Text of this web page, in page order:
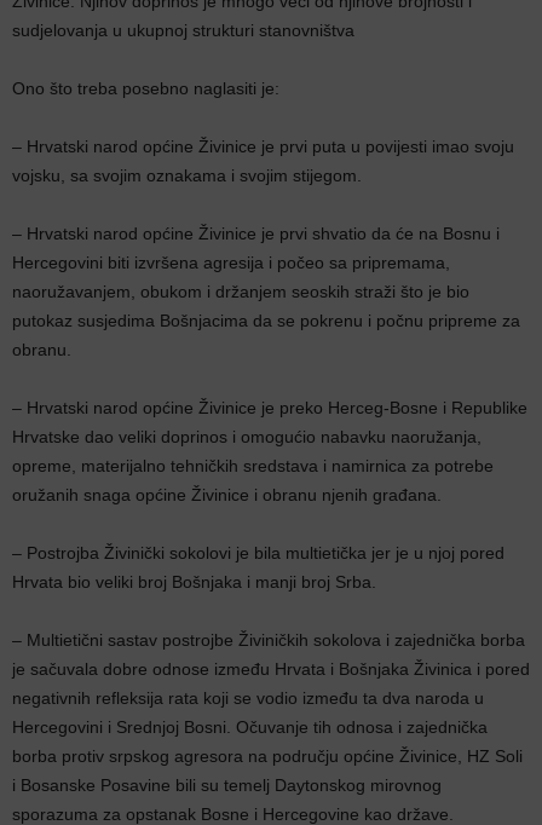
sudjelovanja u ukupnoj strukturi stanovništva
Ono što treba posebno naglasiti je:
– Hrvatski narod općine Živinice je prvi puta u povijesti imao svoju
vojsku, sa svojim oznakama i svojim stijegom.
– Hrvatski narod općine Živinice je prvi shvatio da će na Bosnu i
Hercegovini biti izvršena agresija i počeo sa pripremama,
naoružavanjem, obukom i držanjem seoskih straži što je bio
putokaz susjedima Bošnjacima da se pokrenu i počnu pripreme za
obranu.
– Hrvatski narod općine Živinice je preko Herceg-Bosne i Republike
Hrvatske dao veliki doprinos i omogućio nabavku naoružanja,
opreme, materijalno tehničkih sredstava i namirnica za potrebe
oružanih snaga općine Živinice i obranu njenih građana.
– Postrojba Živinički sokolovi je bila multietička jer je u njoj pored
Hrvata bio veliki broj Bošnjaka i manji broj Srba.
– Multietični sastav postrojbe Živiničkih sokolova i zajednička borba
je sačuvala dobre odnose između Hrvata i Bošnjaka Živinica i pored
negativnih refleksija rata koji se vodio između ta dva naroda u
Hercegovini i Srednjoj Bosni. Očuvanje tih odnosa i zajednička
borba protiv srpskog agresora na području općine Živinice, HZ Soli
i Bosanske Posavine bili su temelj Daytonskog mirovnog
sporazuma za opstanak Bosne i Hercegovine kao države.